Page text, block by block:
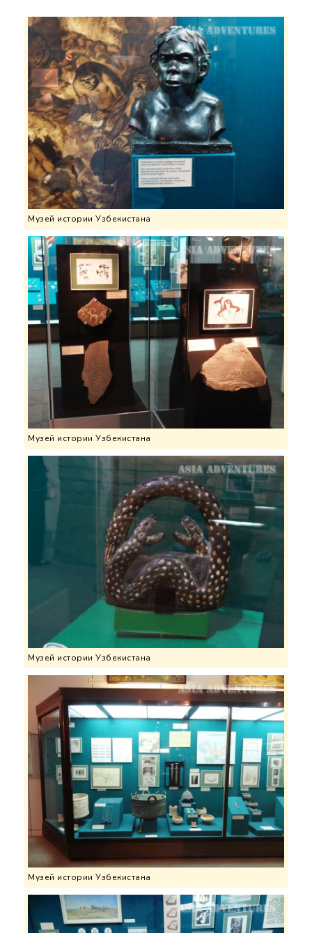
Музей истории Узбекистана
Музей истории Узбекистана
Музей истории Узбекистана
Музей истории Узбекистана